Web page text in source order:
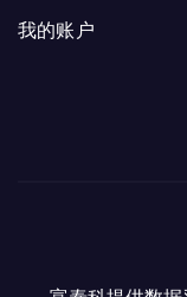
我的账户